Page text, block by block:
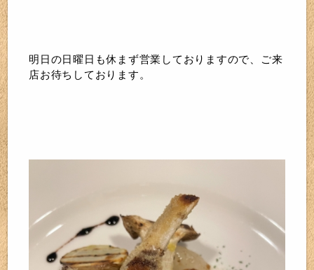
明日の日曜日も休まず営業しておりますので、ご来
店お待ちしております。